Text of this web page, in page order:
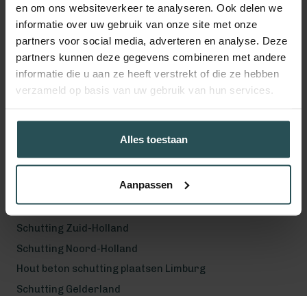
en om ons websiteverkeer te analyseren. Ook delen we
informatie over uw gebruik van onze site met onze
partners voor social media, adverteren en analyse. Deze
partners kunnen deze gegevens combineren met andere
informatie die u aan ze heeft verstrekt of die ze hebben
verzameld op basis van uw gebruik van hun services.
Alles toestaan
Aanpassen
Volg ons!
Hout beton schutting plaatsen Vught
Hout beton schutting plaatsen Den Bosch
Hout beton schutting plaatsen Uden
Schutting Noord-Brabant
Schutting Zuid-Holland
Schutting Noord-Holland
Hout beton schutting plaatsen Limburg
Schutting Gelderland